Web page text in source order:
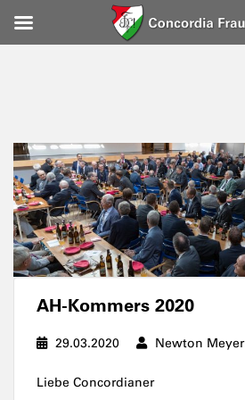
AH-Kommers 2020
29.03.2020 Newton Meyer
Liebe Concordianer